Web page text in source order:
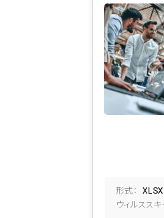
形式： XLSX
ウィルススキ